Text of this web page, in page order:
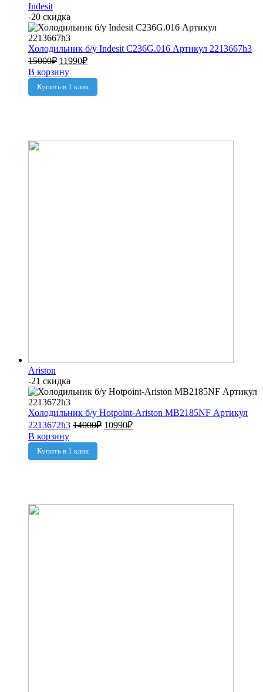
Indesit
-20 скидка
Холодильник б/у Indesit C236G.016 Артикул 2213667h3
15000₽ 11990₽
В корзину
Купить в 1 клик
Ariston
-21 скидка
Холодильник б/у Hotpoint-Ariston MB2185NF Артикул
2213672h3 14000₽ 10990₽
В корзину
Купить в 1 клик